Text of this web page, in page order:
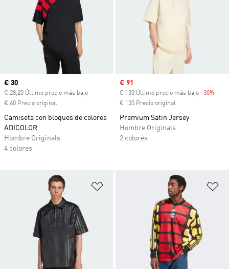
Precio actual
€ 30
€ 28,20 Último precio más bajo
€ 60 Precio original
Camiseta con bloques de colores
ADICOLOR
Hombre Originals
4 colores
Precio de venta
€ 91
€ 130 Último precio más bajo -30%
€ 130 Precio original
Premium Satin Jersey
Hombre Originals
2 colores
Añadir a la lista de deseos